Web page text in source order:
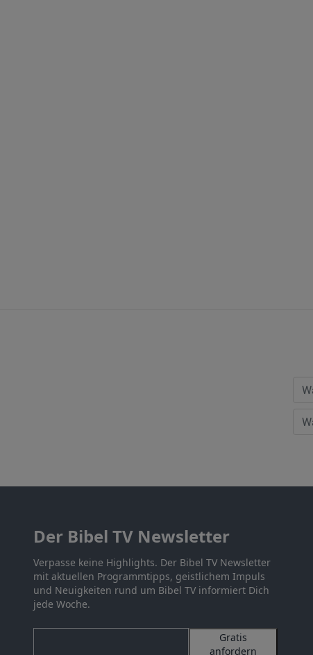
Der Bibel TV Newsletter
Verpasse keine Highlights. Der Bibel TV Newsletter
mit aktuellen Programmtipps, geistlichem Impuls
und Neuigkeiten rund um Bibel TV informiert Dich
jede Woche.
Gratis
anfordern